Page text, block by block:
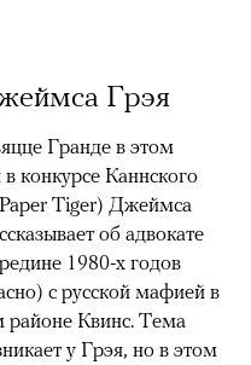
Грэя
Гранде в этом
конкурсе Каннского
Tiger) Джеймса
об адвокате
1980-х годов
с русской мафией в
районе Квинс. Тема
у Грэя, но в этом